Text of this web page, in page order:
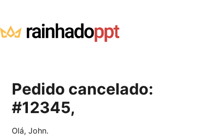
Pedido cancelado:
#12345,
Olá, John.